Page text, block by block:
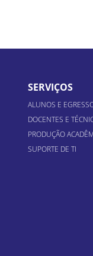
SERVIÇOS
ALUNOS E
DOCENTES E
PRODUÇÃO
SUPORTE DE TI